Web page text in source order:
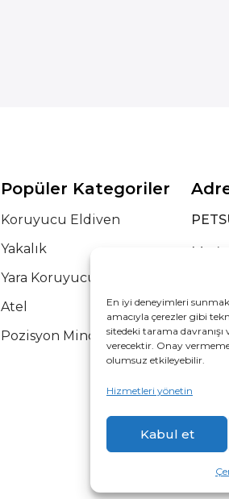
En iyi deneyimleri
amacıyla çerezler gibi
sitedeki tarama
verecektir. Onay
olumsuz etkileyebilir.
Hizmetleri yönetin
Kabul et
Popüler Kategoriler
Koruyucu Eldiven
Yakalık
Yara Koruyucu Korse
Atel
Pozisyon Minderi
Meriç